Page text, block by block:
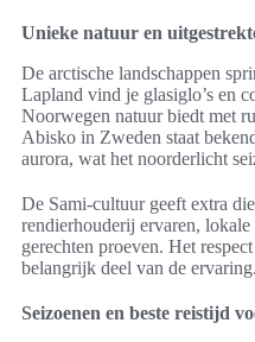
Unieke natuur en
De arctische landschappen
Lapland vind je glasiglo’s en
Noorwegen natuur biedt met
Abisko in Zweden staat
aurora, wat het noorderlicht
De Sami-cultuur geeft extra
rendierhouderij ervaren,
gerechten proeven. Het
belangrijk deel van de ervaring.
Seizoenen en beste reistijd